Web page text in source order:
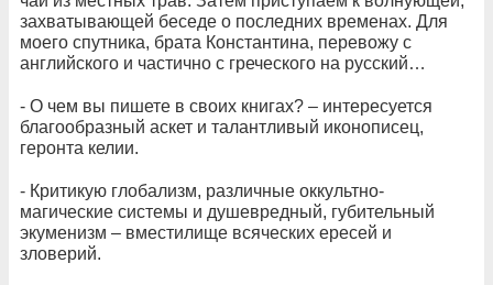
захватывающей беседе о последних временах. Для
моего спутника, брата Константина, перевожу с
английского и частично с греческого на русский…
- О чем вы пишете в своих книгах? – интересуется
благообразный аскет и талантливый иконописец,
геронта келии.
- Критикую глобализм, различные оккультно-
магические системы и душевредный, губительный
экуменизм – вместилище всяческих ересей и
зловерий.